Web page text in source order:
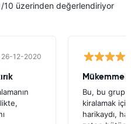
10 üzerinden değerlendiriyor
26-12-2020
Mükemmel
Bu, bu grup
kiralamak
harikaydı,